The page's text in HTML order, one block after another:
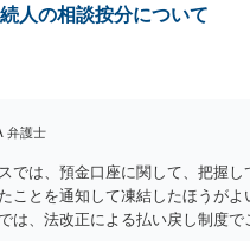
ときにお姉さんは亡くなった方か
い(と思われる)いきさつを沢山盛
分割に関係することに留める方
ことができます。 次に、既に亡く
載されていた相続財産については
一般的な相続財産として、法に基
により遺産分割が行われること
方になります。
人の相談按分について
弁護士
では、預金口座に関して、把握
ことを通知して凍結したほうがよ
は、法改正による払い戻し制度で